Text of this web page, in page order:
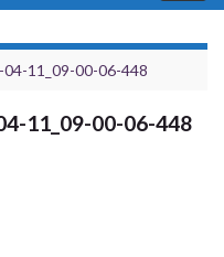
11_09-00-06-448
11_09-00-06-448